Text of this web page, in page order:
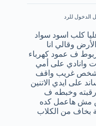
الدخول للرد
كلب اسود سواد
وقالي انا
ف عمود كهرباء
وانادي على أمي
شخص غريب واقف
على ايدي الاتنين
وخبطه ف
بس مش هاعمل كده
بخاف من الكلاب